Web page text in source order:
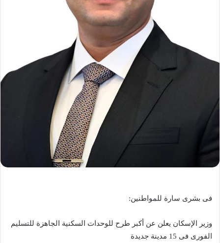
فى بشرى سارة للمواطنين:
وزير الإسكان يعلن عن أكبر طرح للوحدات السكنية الجاهزة للتسليم
الفورى فى 15 مدينة جديدة